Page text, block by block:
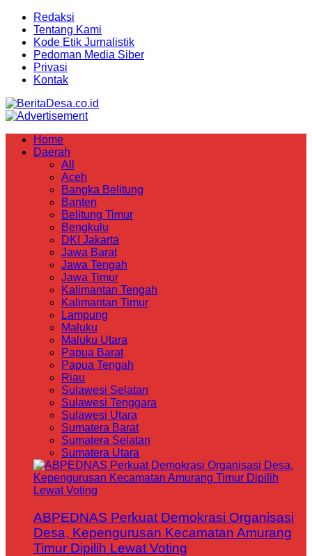
Redaksi
Tentang Kami
Kode Etik Jurnalistik
Pedoman Media Siber
Privasi
Kontak
Home
Daerah
All
Aceh
Bangka Belitung
Banten
Belitung Timur
Bengkulu
DKI Jakarta
Jawa Barat
Jawa Tengah
Jawa Timur
Kalimantan Tengah
Kalimantan Timur
Lampung
Maluku
Maluku Utara
Papua Barat
Papua Tengah
Riau
Sulawesi Selatan
Sulawesi Tenggara
Sulawesi Utara
Sumatera Barat
Sumatera Selatan
Sumatera Utara
ABPEDNAS Perkuat Demokrasi Organisasi
Desa, Kepengurusan Kecamatan Amurang
Timur Dipilih Lewat Voting